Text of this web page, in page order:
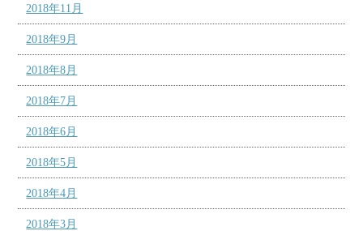
2018年11月
2018年9月
2018年8月
2018年7月
2018年6月
2018年5月
2018年4月
2018年3月